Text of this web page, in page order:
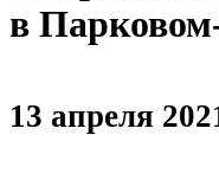
в
13 апреля